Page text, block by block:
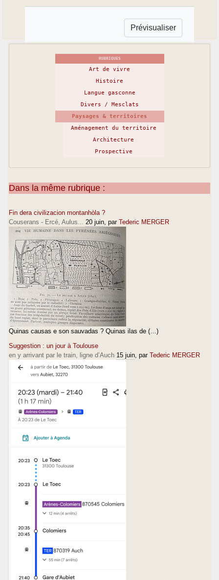
RUBRIQUES
Art de vivre
Histoire
Langue gasconne
Divers / Mesclats
Paysages & territoires
Aménagement du territoire
Architecture
Prospective
Dans la même rubrique :
Fin dera civilizacion montanhòla ?
Couserans - Ercé, Aulus... 20 juin, par Tederic MERGER
Quinas causas e son sauvadas ? Quinas ilas de (…)
Suggestion : un jour à Toulouse
en y arrivant par le train, ligne d’Auch 15 juin, par Tederic MERGER